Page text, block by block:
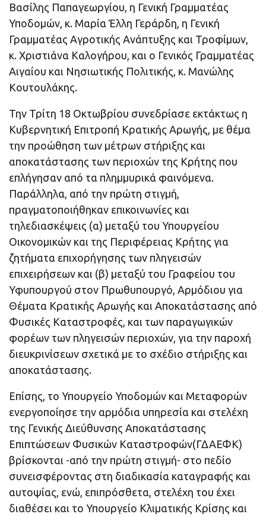
Βασίλης Παπαγεωργίου, η Γενική Γραμματέας
Υποδομών, κ. Μαρία Έλλη Γεράρδη, η Γενική
Γραμματέας Αγροτικής Ανάπτυξης και Τροφίμων,
κ. Χριστιάνα Καλογήρου, και ο Γενικός Γραμματέας
Αιγαίου και Νησιωτικής Πολιτικής, κ. Μανώλης
Κουτουλάκης.
Την Τρίτη 18 Οκτωβρίου συνεδρίασε εκτάκτως η
Κυβερνητική Επιτροπή Κρατικής Αρωγής, με θέμα
την προώθηση των μέτρων στήριξης και
αποκατάστασης των περιοχών της Κρήτης που
επλήγησαν από τα πλημμυρικά φαινόμενα.
Παράλληλα, από την πρώτη στιγμή,
πραγματοποιήθηκαν επικοινωνίες και
τηλεδιασκέψεις (α) μεταξύ του Υπουργείου
Οικονομικών και της Περιφέρειας Κρήτης για
ζητήματα επιχορήγησης των πληγεισών
επιχειρήσεων και (β) μεταξύ του Γραφείου του
Υφυπουργού στον Πρωθυπουργό, Αρμόδιου για
Θέματα Κρατικής Αρωγής και Αποκατάστασης από
Φυσικές Καταστροφές, και των παραγωγικών
φορέων των πληγεισών περιοχών, για την παροχή
διευκρινίσεων σχετικά με το σχέδιο στήριξης και
αποκατάστασης.
Επίσης, το Υπουργείο Υποδομών και Μεταφορών
ενεργοποίησε την αρμόδια υπηρεσία και στελέχη
της Γενικής Διεύθυνσης Αποκατάστασης
Επιπτώσεων Φυσικών Καταστροφών(ΓΔΑΕΦΚ)
βρίσκονται -από την πρώτη στιγμή- στο πεδίο
συνεισφέροντας στη διαδικασία καταγραφής και
αυτοψίας, ενώ, επιπρόσθετα, στελέχη του έχει
διαθέσει και το Υπουργείο Κλιματικής Κρίσης και